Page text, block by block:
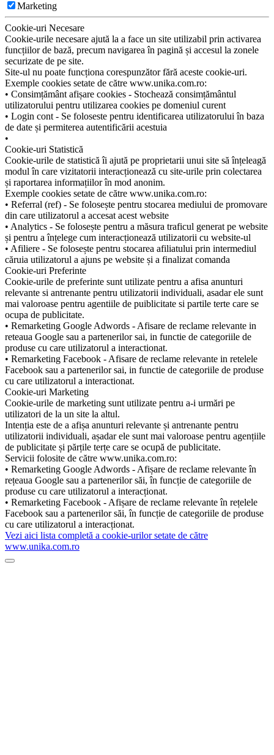
Marketing
Cookie-uri Necesare
Cookie-urile necesare ajută la a face un site utilizabil prin activarea
funcțiilor de bază, precum navigarea în pagină și accesul la zonele
securizate de pe site.
Site-ul nu poate funcționa corespunzător fără aceste cookie-uri.
Exemple cookies setate de către www.unika.com.ro:
• Consimțământ afișare cookies - Stochează consimțământul
utilizatorului pentru utilizarea cookies pe domeniul curent
• Login cont - Se foloseste pentru identificarea utilizatorului în baza
de date și permiterea autentificării acestuia
•
Cookie-uri Statistică
Cookie-urile de statistică îi ajută pe proprietarii unui site să înțeleagă
modul în care vizitatorii interacționează cu site-urile prin colectarea
și raportarea informațiilor în mod anonim.
Exemple cookies setate de către www.unika.com.ro:
• Referral (ref) - Se folosește pentru stocarea mediului de promovare
din care utilizatorul a accesat acest website
• Analytics - Se folosește pentru a măsura traficul generat pe website
și pentru a înțelege cum interacționează utilizatorii cu website-ul
• Afiliere - Se folosește pentru stocarea afiliatului prin intermediul
căruia utilizatorul a ajuns pe website și a finalizat comanda
Cookie-uri Preferinte
Cookie-urile de preferinte sunt utilizate pentru a afisa anunturi
relevante si antrenante pentru utilizatorii individuali, asadar ele sunt
mai valoroase pentru agentiile de puiblicitate si partile terte care se
ocupa de publicitate.
• Remarketing Google Adwords - Afisare de reclame relevante in
reteaua Google sau a partenerilor sai, in functie de categoriile de
produse cu care utilizatorul a interactionat.
• Remarketing Facebook - Afisare de reclame relevante in retelele
Facebook sau a partenerilor sai, in functie de categoriile de produse
cu care utilizatorul a interactionat.
Cookie-uri Marketing
Cookie-urile de marketing sunt utilizate pentru a-i urmări pe
utilizatori de la un site la altul.
Intenția este de a afișa anunturi relevante și antrenante pentru
utilizatorii individuali, așadar ele sunt mai valoroase pentru agențiile
de publicitate și părțile terțe care se ocupă de publicitate.
Servicii folosite de către www.unika.com.ro:
• Remarketing Google Adwords - Afișare de reclame relevante în
rețeaua Google sau a partenerilor săi, în funcție de categoriile de
produse cu care utilizatorul a interacționat.
• Remarketing Facebook - Afișare de reclame relevante în rețelele
Facebook sau a partenerilor săi, în funcție de categoriile de produse
cu care utilizatorul a interacționat.
Vezi aici lista completă a cookie-urilor setate de către
www.unika.com.ro